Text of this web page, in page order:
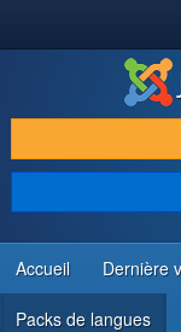
TÉLÉCHARGER &
DÉCOUVRIR &
COMMUNAUTÉ &
RESSOURCES
Accueil Dernière
Packs de langues